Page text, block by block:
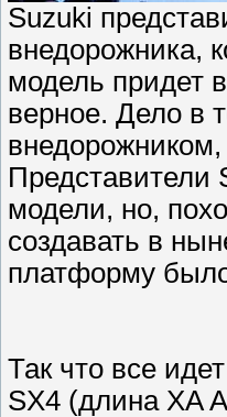
Suzuki
внедорожника,
модель придет
верное. Дело в
внедорожником,
Представители
модели, но,
создавать в
платформу
Так что все
SX4 (длина XA